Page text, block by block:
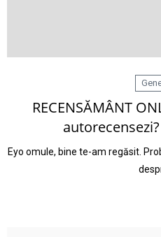
RECENSĂMÂNT
Eyo omule, bine te-am regăsit.